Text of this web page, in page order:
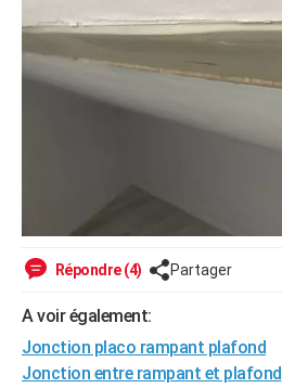
Répondre (4) Partager
A voir également:
Jonction placo rampant plafond
Jonction entre rampant et plafond